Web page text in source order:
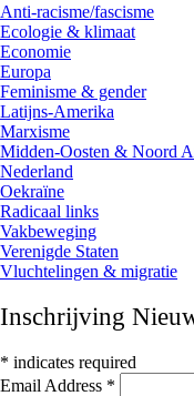
Anti-racisme/fascisme
Ecologie & klimaat
Economie
Europa
Feminisme & gender
Latijns-Amerika
Marxisme
Midden-Oosten & Noord
Nederland
Oekraïne
Radicaal links
Vakbeweging
Verenigde Staten
Vluchtelingen & migratie
Inschrijving
* indicates required
Email Address *